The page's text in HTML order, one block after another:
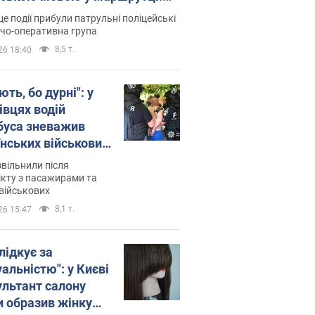
склала адмінпротокол.
події прибули патрульні поліцейські
оперативна група
18:40 8,5 т.
бо дурні": у
водій
зневажив
військових
Відео
після
з пасажирами та
15:47 8,1 т.
за
у Києві
салону
образив жінку